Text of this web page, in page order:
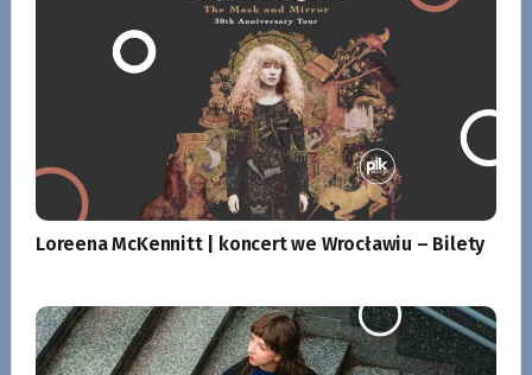
Loreena McKennitt | koncert we Wrocławiu – Bilety